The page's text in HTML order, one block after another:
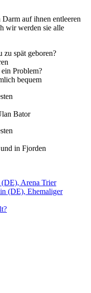
auf ihnen entleeren
wir werden sie alle
zu spät geboren?
Problem?
bequem
Bator
in Fjorden
Arena Trier
(DE), Ehemaliger